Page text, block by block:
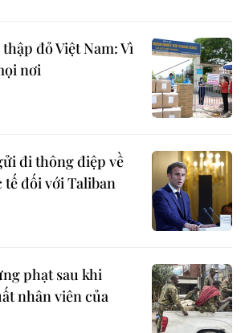
đỏ Việt Nam: Vì
nơi
đi thông điệp về
đối với Taliban
phạt sau khi
nhân viên của